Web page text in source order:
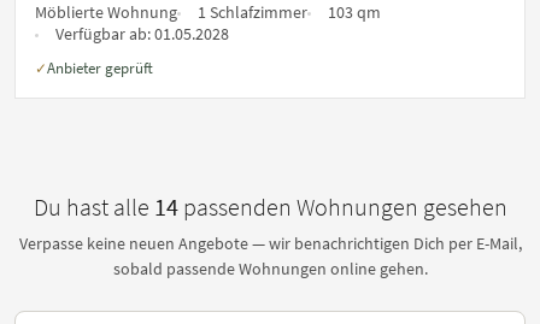
Möblierte Wohnung 1 Schlafzimmer
103 qm
Verfügbar ab:01.05.2028
✓Anbieter geprüft
Du hast alle 14passenden Wohnungen gesehen
Verpasse keine neuen Angebote — wir benachrichtigen Dich per E-Mail,
sobald passende Wohnungen online gehen.